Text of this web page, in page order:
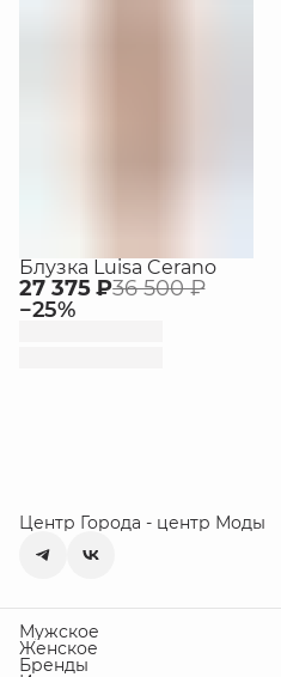
Блузка Luisa Cerano
27 375 ₽36 500 ₽
−25%
Центр Города - центр Моды
Мужское
Женское
Бренды